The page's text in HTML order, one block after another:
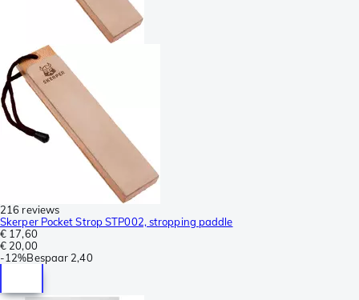
216 reviews
Skerper Pocket Strop STP002, stropping paddle
€ 17,60
€ 20,00
-12%Bespaar 2,40